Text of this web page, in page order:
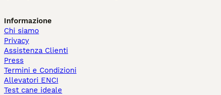
Informazione
Chi siamo
Privacy
Assistenza Clienti
Press
Termini e Condizioni
Allevatori ENCI
Test cane ideale